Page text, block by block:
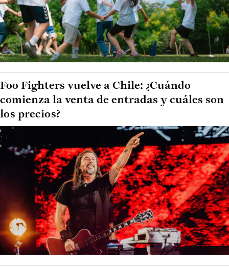
Foo Fighters vuelve a Chile: ¿Cuándo
comienza la venta de entradas y cuáles son
los precios?